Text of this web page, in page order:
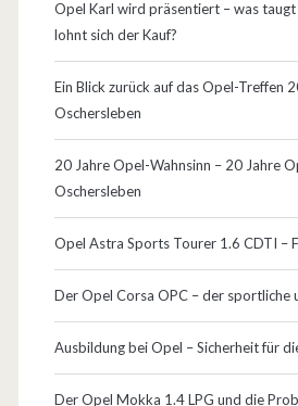
i
l
g
s
t
e
h
t
s
c
o
Opel Karl wird präsentiert – was
lohnt sich der Kauf?
Ein Blick zurück auf das Opel-Treffen
Oschersleben
20 Jahre Opel-Wahnsinn – 20 Jahre
Oschersleben
Opel Astra Sports Tourer 1.6 CDTI –
Der Opel Corsa OPC – der sportliche
Ausbildung bei Opel – Sicherheit für
Der Opel Mokka 1.4 LPG und die